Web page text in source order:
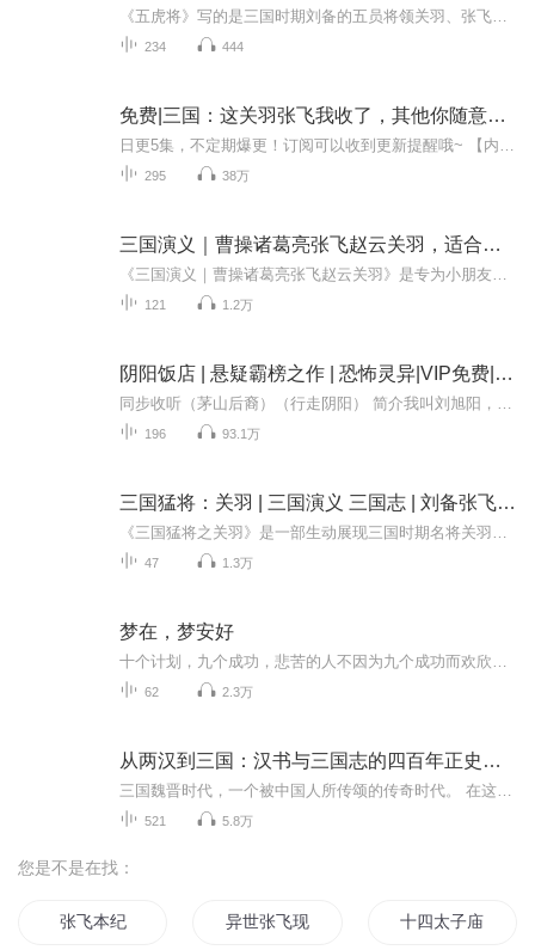
234 444
免费|三国：这关羽张飞我收了，其他你随意！|历史军事&腹黑&三国
295 38万
三国演义｜曹操诸葛亮张飞赵云关羽，适合小朋友｜经典故事合集
121 1.2万
阴阳饭店 | 悬疑霸榜之作 | 恐怖灵异|VIP免费|小张飞讲故事播讲
196 93.1万
三国猛将：关羽 | 三国演义 三国志 | 刘备张飞曹操 | 忠义无双关二爷
47 1.3万
梦在，梦安好
62 2.3万
从两汉到三国：汉书与三国志的四百年正史趣说 | 正史比三国演义还有趣 | 项羽刘邦刘备关羽张飞曹操
521 5.8万
您是不是在找：
张飞本纪 异世张飞现代游 十四太子庙